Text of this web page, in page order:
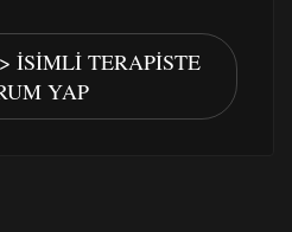
İSIMLI TERAPISTE
YAP